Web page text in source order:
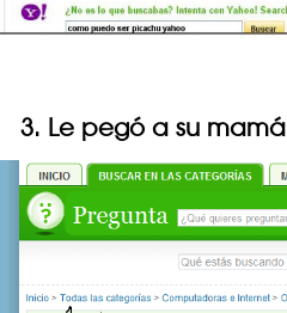
3. Le pegó a su mamá